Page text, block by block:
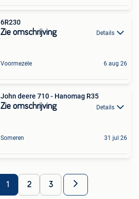
6R230
Zie omschrijving Details
Voormezele 6 aug 26
John deere 710 - Hanomag R35
Zie omschrijving Details
Someren 31 jul 26
1 2 3